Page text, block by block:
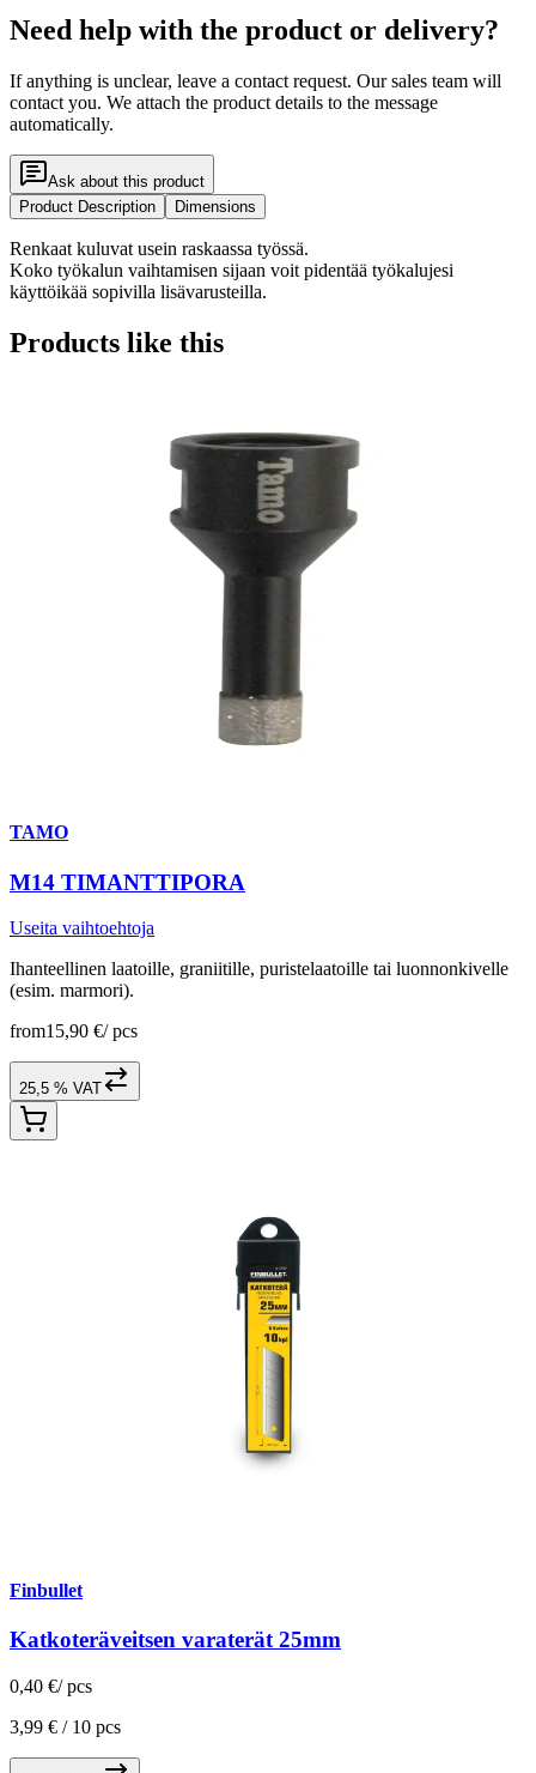
Need help with the product or delivery?
If anything is unclear, leave a contact request. Our sales team will
contact you. We attach the product details to the message
automatically.
Ask about this product
Product Description
Dimensions
Renkaat kuluvat usein raskaassa työssä.
Koko työkalun vaihtamisen sijaan voit pidentää työkalujesi
käyttöikää sopivilla lisävarusteilla.
Products like this
TAMO
M14 TIMANTTIPORA
Useita vaihtoehtoja
Ihanteellinen laatoille, graniitille, puristelaatoille tai luonnonkivelle
(esim. marmori).
from15,90 €/ pcs
25,5 % VAT
Finbullet
Katkoteräveitsen varaterät 25mm
0,40 €/ pcs
3,99 € / 10 pcs